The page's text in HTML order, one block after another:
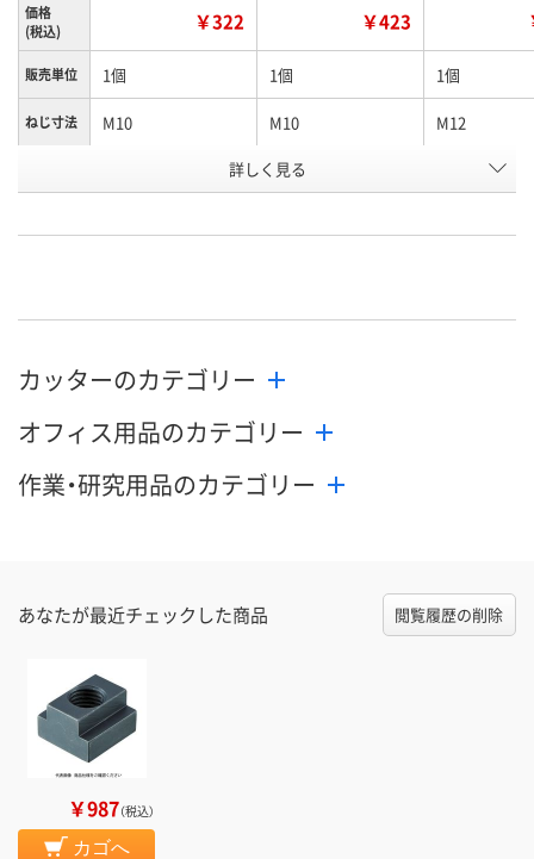
価格
(税込)
￥322 ￥423
販売単位 1個 1個 1個
ねじ寸法 M10 M10 M12
M10
J108075 J108088 J108089
数量
カゴへ
数量
詳しく見る
カッターのカテゴリー
オフィス用品のカテゴリー
作業・研究用品のカテゴリー
あなたが最近チェックした商品 閲覧履歴の削除
￥987（税込）
カゴへ